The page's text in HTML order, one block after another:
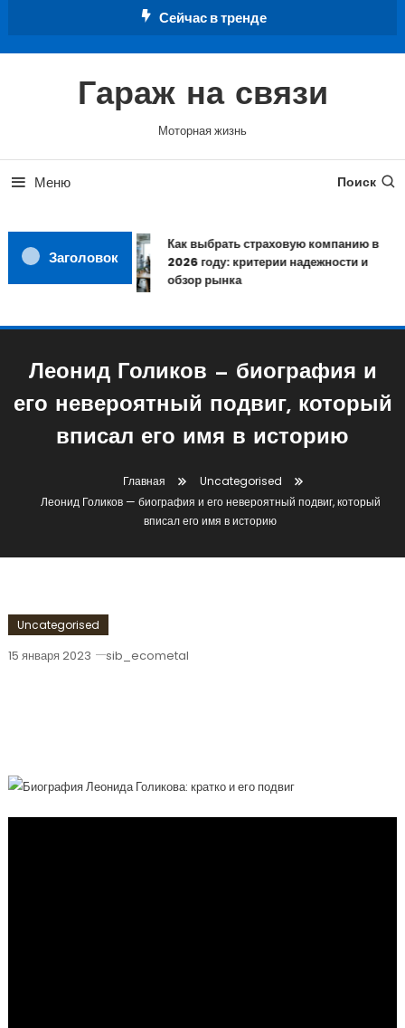
Сейчас в тренде
Гараж на связи
Моторная жизнь
Меню Поиск
Заголовок
Как выбрать страховую компанию в
2026 году: критерии надежности и
обзор рынка
Леонид Голиков — биография и
его невероятный подвиг, который
вписал его имя в историю
Главная
Uncategorised
Леонид Голиков — биография и его невероятный подвиг, который
вписал его имя в историю
Uncategorised
15 января 2023 sib_ecometal